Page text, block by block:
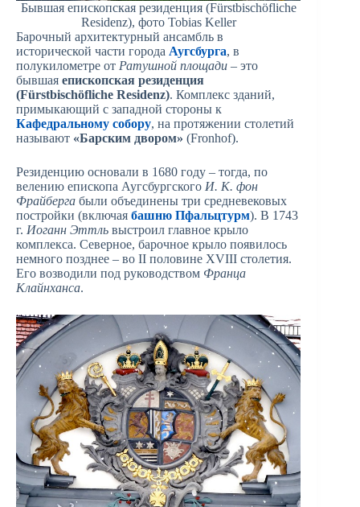
Бывшая епископская резиденция (Fürstbischöfliche
Residenz), фото Tobias Keller
Барочный архитектурный ансамбль в
исторической части города Аугсбурга, в
полукилометре от Ратушной площади – это
бывшая епископская резиденция
(Fürstbischöfliche Residenz). Комплекс зданий,
примыкающий с западной стороны к
Кафедральному собору, на протяжении столетий
называют «Барским двором» (Fronhof).
Резиденцию основали в 1680 году – тогда, по
велению епископа Аугсбургского И. К. фон
Фрайберга были объединены три средневековых
постройки (включая башню Пфальцтурм). В 1743
г. Иоганн Эттль выстроил главное крыло
комплекса. Северное, барочное крыло появилось
немного позднее – во II половине XVIII столетия.
Его возводили под руководством Франца
Клайнханса.